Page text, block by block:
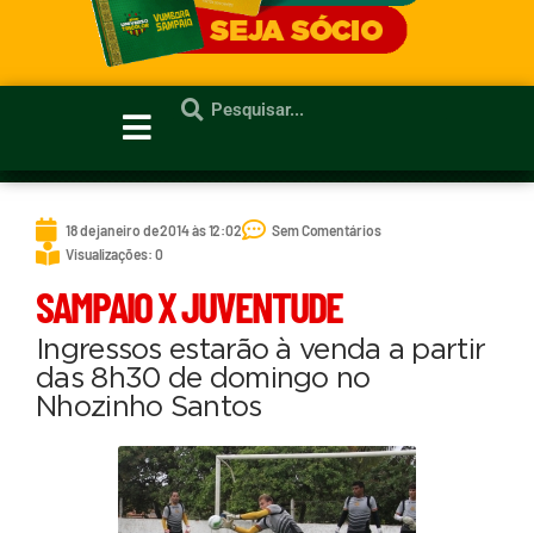
18 de janeiro de 2014 às 12:02
Sem Comentários
Visualizações: 0
SAMPAIO X JUVENTUDE
Ingressos estarão à venda a partir
das 8h30 de domingo no
Nhozinho Santos